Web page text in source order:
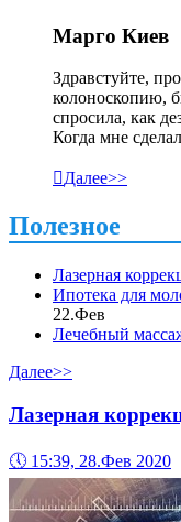
Марго Киев
Здравстуйте,
колоноскопию,
спросила, как
Когда мне
Далее>>
Полезное
Лазерная
Ипотека для
22.Фев
Лечебный
Далее>>
Лазерная
🕔 15:39, 28.Фев 2020